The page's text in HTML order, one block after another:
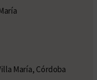
María, Córdoba